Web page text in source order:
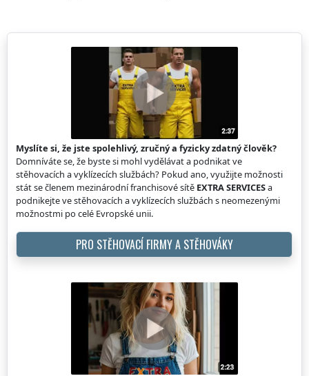
Myslíte si, že jste spolehlivý, zručný a fyzicky zdatný člověk?
Domníváte se, že byste si mohl vydělávat a podnikat ve
stěhovacích a vyklízecích službách? Pokud ano, využijte možnosti
stát se členem mezinárodní franchisové sítě EXTRA SERVICESa
podnikejte ve stěhovacích a vyklízecích službách s neomezenými
možnostmi po celé Evropské unii.
PRO STĚHOVACÍ FIRMY A STĚHOVÁKY